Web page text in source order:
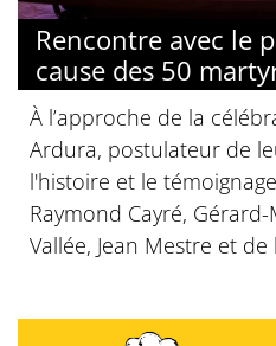
Rencontre avec le
cause des 50
À l’approche de la
Ardura, postulateur de
l'histoire et le
Raymond Cayré,
Vallée, Jean Mestre et